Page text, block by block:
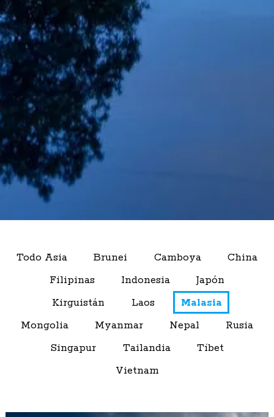
Todo Asia Brunei Camboya
China
Filipinas
Indonesia
Japón
Kirguistán
Laos
Malasia
Mongolia
Myanmar Nepal
Rusia
Singapur
Tailandia
Tíbet
Vietnam